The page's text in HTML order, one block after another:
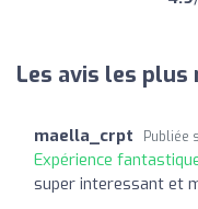
Les avis les plus
maella_crpt Publiée
Expérience
super interessant et